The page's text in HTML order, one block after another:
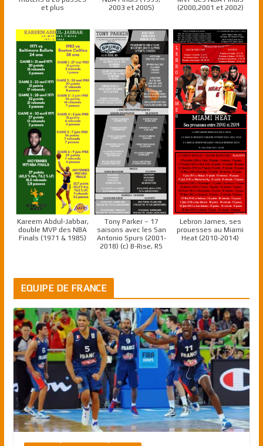
et plus
2003 et 2005)
(2000,2001 et 2002)
Kareem Abdul-Jabbar,
double MVP des NBA
Finals (1971 & 1985)
Tony Parker – 17
saisons avec les San
Antonio Spurs (2001-
2018) (c) B-Rise, RS
Lebron James, ses
prouesses au Miami
Heat (2010-2014)
EQUIPE DE FRANCE